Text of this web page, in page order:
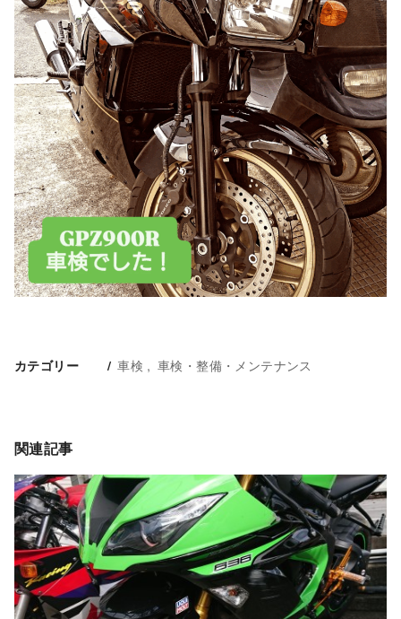
カテゴリー 車検 車検・整備・メンテナンス
関連記事